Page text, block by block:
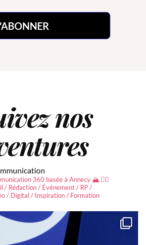
nos
360 basée à Annecy 🏔 ✍🏻
/ Rédaction / Événement / RP /
/ Digital / Inspiration / Formation